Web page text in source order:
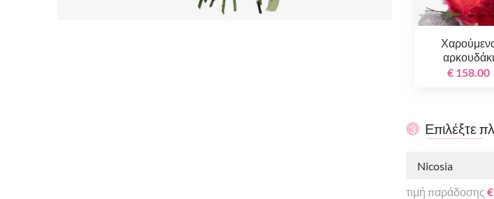
αρκουδάκι
€ 158.00
3 Επιλέξτε
Nicosia
τιμή παράδοσης